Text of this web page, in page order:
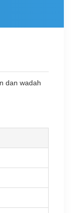
dan wadah